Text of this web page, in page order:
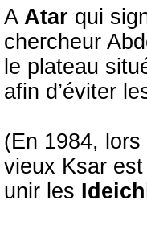
A Atar qui
chercheur
le plateau
afin d’éviter
(En 1984,
vieux Ksar
unir les